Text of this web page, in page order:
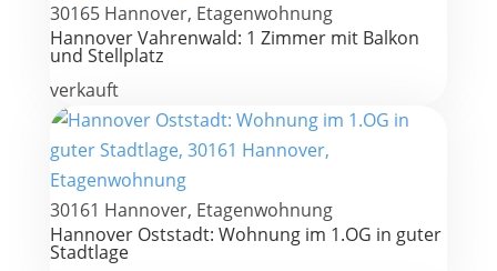
30165 Hannover, Etagenwohnung
Hannover Vahrenwald: 1 Zimmer mit Balkon
und Stellplatz
verkauft
30161 Hannover, Etagenwohnung
Hannover Oststadt: Wohnung im 1.OG in guter
Stadtlage